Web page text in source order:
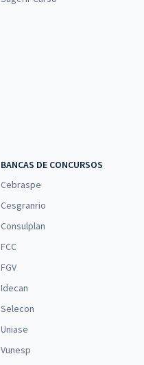
BANCAS DE CONCURSOS
Cebraspe
Cesgranrio
Consulplan
FCC
FGV
Idecan
Selecon
Uniase
Vunesp